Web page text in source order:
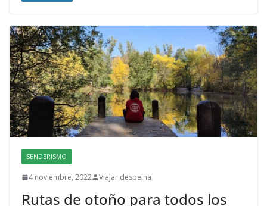
SENDERISMO
4 noviembre, 2022 Viajar despeina
Rutas de otoño para todos los